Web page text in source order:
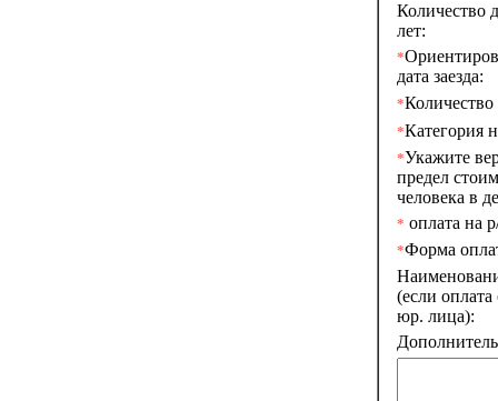
Количество
лет:
*
дата заезда:
*
*Категория
*Укажите
предел
человека в
* оплата на
*Форма
(если
юр. лица):